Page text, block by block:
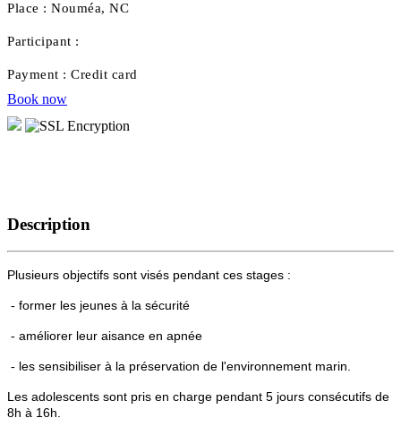
Place : Nouméa, NC
Participant :
Payment : Credit card
Book now
Description
Plusieurs objectifs sont visés pendant ces stages :
- former les jeunes à la sécurité
- améliorer leur aisance en apnée
- les sensibiliser à la préservation de l'environnement marin.
Les adolescents sont pris en charge pendant 5 jours consécutifs de
8h à 16h.